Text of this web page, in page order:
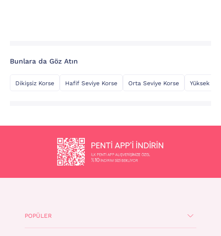
Bunlara da Göz Atın
Dikişsiz Korse Hafif Seviye Korse Orta Seviye Korse Yüksek
POPÜLER